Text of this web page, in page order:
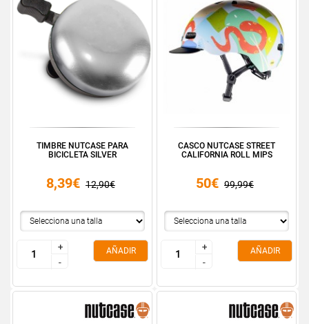
TIMBRE NUTCASE PARA
BICICLETA SILVER
8,39€ 12,90€
+
-
+
-
AÑADIR
CASCO NUTCASE STREET
CALIFORNIA ROLL MIPS
50€ 99,99€
+
-
+
-
AÑADIR